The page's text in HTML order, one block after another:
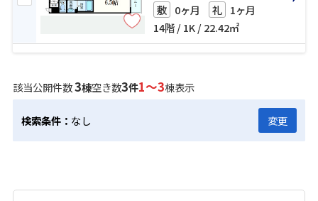
敷 0ヶ月 礼 1ヶ月
14階 / 1K / 22.42㎡
該当公開件数3棟空き数3件1～3棟表示
検索条件： なし 変更